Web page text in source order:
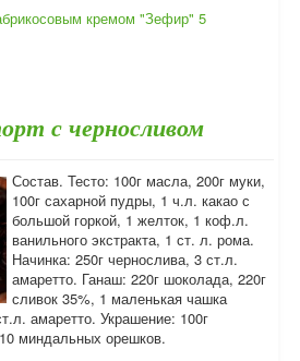
кремом "Зефир" 5
с черносливом
Состав. Тесто: 100г масла, 200г муки,
100г сахарной пудры, 1 ч.л. какао с
большой горкой, 1 желток, 1 коф.л.
ванильного экстракта, 1 ст. л. рома.
Начинка: 250г чернослива, 3 ст.л.
амаретто. Ганаш: 220г шоколада, 220г
сливок 35%, 1 маленькая чашка
амаретто. Украшение: 100г
миндальных орешков.